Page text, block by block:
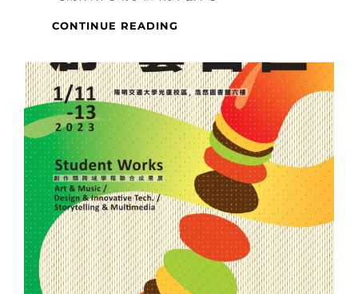
CONTINUE READING
作
類
跨
域
學
程
成
果
發
表